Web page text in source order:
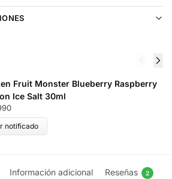
Fruit Monster Blueberry Raspberry
Ice Salt 30ml
notificado
Información adicional Reseñas 2